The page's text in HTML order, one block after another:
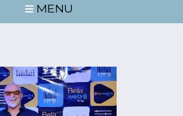
MENU